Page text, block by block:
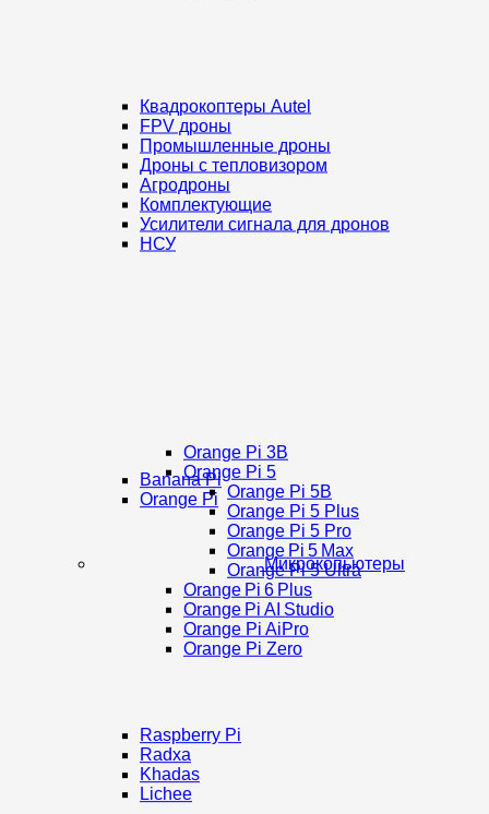
Квадрокоптеры Autel
FPV дроны
Промышленные дроны
Дроны с тепловизором
Агродроны
Комплектующие
Усилители сигнала для дронов
НСУ
Микрокопьютеры
Banana Pi
Orange Pi
Orange Pi 3B
Orange Pi 5
Orange Pi 5B
Orange Pi 5 Plus
Orange Pi 5 Pro
Orange Pi 5 Max
Orange Pi 5 Ultra
Orange Pi 6 Plus
Orange Pi AI Studio
Orange Pi AiPro
Orange Pi Zero
Raspberry Pi
Radxa
Khadas
Lichee